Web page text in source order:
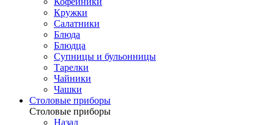
Кружки
Салатники
Блюда
Блюдца
Супницы и бульонницы
Тарелки
Чайники
Чашки
Cтоловые приборы
Cтоловые приборы
Назад